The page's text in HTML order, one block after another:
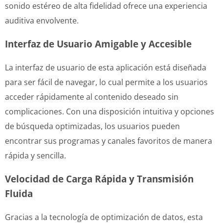
sonido estéreo de alta fidelidad ofrece una experiencia
auditiva envolvente.
Interfaz de Usuario Amigable y Accesible
La interfaz de usuario de esta aplicación está diseñada
para ser fácil de navegar, lo cual permite a los usuarios
acceder rápidamente al contenido deseado sin
complicaciones. Con una disposición intuitiva y opciones
de búsqueda optimizadas, los usuarios pueden
encontrar sus programas y canales favoritos de manera
rápida y sencilla.
Velocidad de Carga Rápida y Transmisión
Fluida
Gracias a la tecnología de optimización de datos, esta